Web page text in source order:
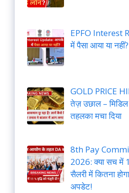
EPFO Interest
में पैसा आया या
GOLD PRICE
तेज़ उछाल – मिडिल
तहलका मचा दिया
8th Pay
2026: क्या सच में
सैलरी में कितना
अपडेट!